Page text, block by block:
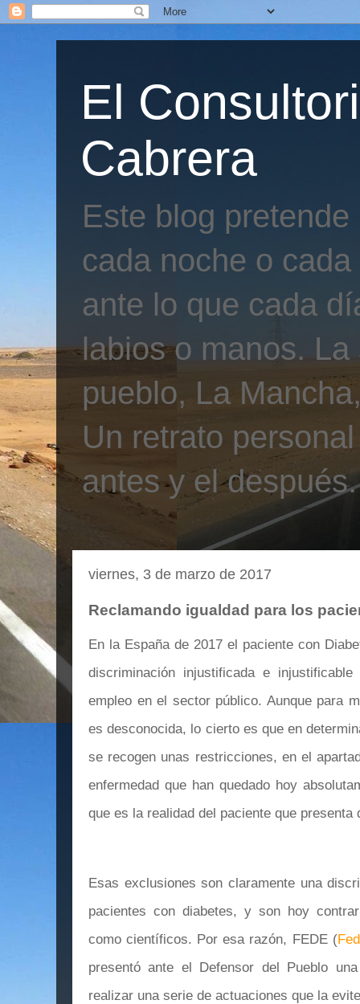
El
Cabrera
Este blog
cada noche o
ante lo que cada
labios o manos.
pueblo, La
Un retrato
antes y el después.
viernes, 3 de marzo de 2017
Reclamando igualdad para los
En la España de 2017 el paciente con
discriminación injustificada e
empleo en el sector público. Aunque para
es desconocida, lo cierto es que en
se recogen unas restricciones, en el
enfermedad que han quedado hoy
que es la realidad del paciente que presenta
Esas exclusiones son claramente una
pacientes con diabetes, y son hoy
como científicos. Por esa razón, FEDE (
presentó ante el Defensor del Pueblo
realizar una serie de actuaciones que la